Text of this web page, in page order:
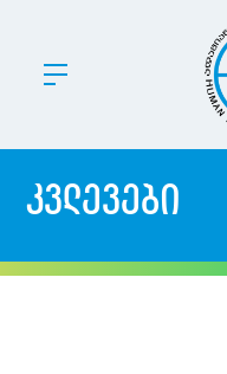
კვლევები